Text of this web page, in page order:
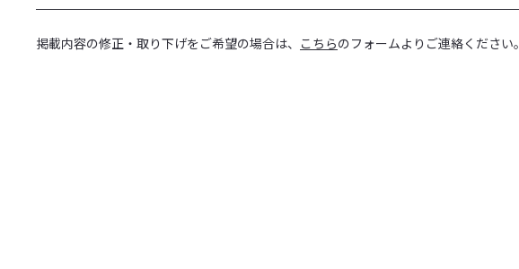
掲載内容の修正・取り下げをご希望の場合は、 こちらのフォームよりご連絡ください。